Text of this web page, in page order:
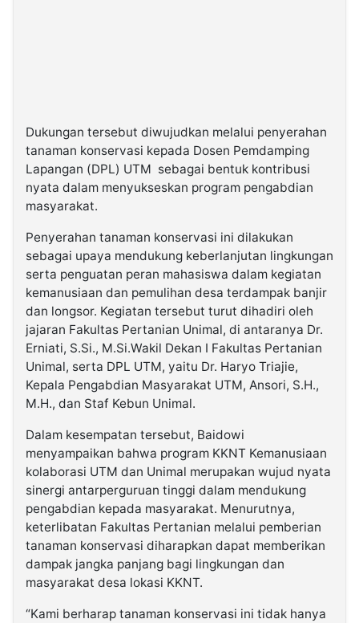
Dukungan tersebut diwujudkan melalui penyerahan
tanaman konservasi kepada Dosen Pemdamping
Lapangan (DPL) UTM sebagai bentuk kontribusi
nyata dalam menyukseskan program pengabdian
masyarakat.
Penyerahan tanaman konservasi ini dilakukan
sebagai upaya mendukung keberlanjutan lingkungan
serta penguatan peran mahasiswa dalam kegiatan
kemanusiaan dan pemulihan desa terdampak banjir
dan longsor. Kegiatan tersebut turut dihadiri oleh
jajaran Fakultas Pertanian Unimal, di antaranya Dr.
Erniati, S.Si., M.Si.Wakil Dekan I Fakultas Pertanian
Unimal, serta DPL UTM, yaitu Dr. Haryo Triajie,
Kepala Pengabdian Masyarakat UTM, Ansori, S.H.,
M.H., dan Staf Kebun Unimal.
Dalam kesempatan tersebut, Baidowi
menyampaikan bahwa program KKNT Kemanusiaan
kolaborasi UTM dan Unimal merupakan wujud nyata
sinergi antarperguruan tinggi dalam mendukung
pengabdian kepada masyarakat. Menurutnya,
keterlibatan Fakultas Pertanian melalui pemberian
tanaman konservasi diharapkan dapat memberikan
dampak jangka panjang bagi lingkungan dan
masyarakat desa lokasi KKNT.
“Kami berharap tanaman konservasi ini tidak hanya